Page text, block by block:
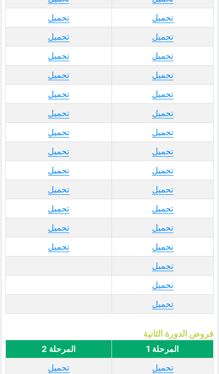
تحميل
تحميل
تحميل
تحميل
تحميل
تحميل
تحميل
تحميل
تحميل
تحميل
تحميل
تحميل
تحميل
تحميل
تحميل
تحميل
تحميل
تحميل
تحميل
تحميل
تحميل
تحميل
تحميل
تحميل
تحميل
تحميل
تحميل
تحميل
تحميل
فروض الدورة الثانية
المرحلة 1
المرحلة 2
تحميل
تحميل